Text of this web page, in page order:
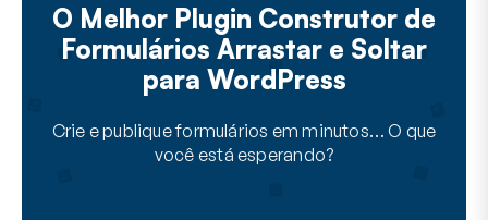
O Melhor Plugin Construtor de
Formulários Arrastar e Soltar
para WordPress
Crie e publique formulários em minutos… O que
você está esperando?